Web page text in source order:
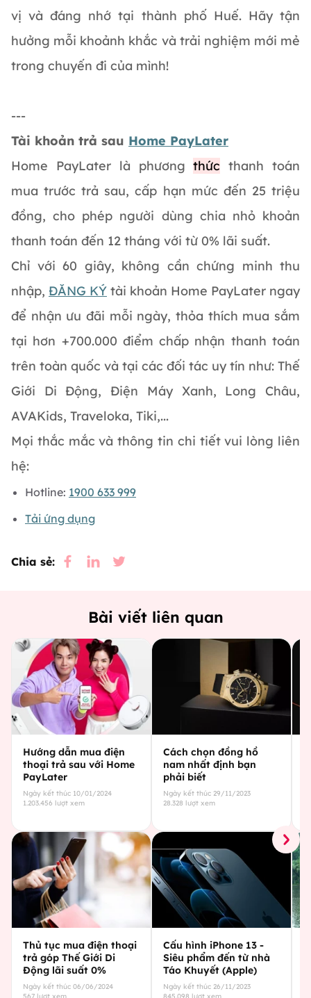
vị và đáng nhớ tại thành phố Huế. Hãy tận
hưởng mỗi khoảnh khắc và trải nghiệm mới mẻ
trong chuyến đi của mình!
---
Tài khoản trả sau Home PayLater
Home PayLater là phươngthức thanh toán
mua trước trả sau, cấp hạn mức đến 25 triệu
đồng, cho phép người dùng chia nhỏ khoản
thanh toán đến 12 tháng với từ 0% lãi suất.
Chỉ với 60 giây, không cần chứng minh thu
nhập, ĐĂNG KÝ tài khoản Home PayLater ngay
để nhận ưu đãi mỗi ngày, thỏa thích mua sắm
tại hơn +700.000 điểm chấp nhận thanh toán
trên toàn quốc và tại các đối tác uy tín như: Thế
Giới Di Động, Điện Máy Xanh, Long Châu,
AVAKids, Traveloka, Tiki,...
Mọi thắc mắc và thông tin chi tiết vui lòng liên
hệ:
Hotline: 1900 633 999
Tải ứng dụng
Chia sẻ:
Bài viết liên quan
Hướng dẫn mua điện
thoại trả sau với Home
PayLater
Ngày kết thúc 10/01/2024
1.203.456 lượt xem
Thủ tục mua điện thoại
trả góp Thế Giới Di
Động lãi suất 0%
Ngày kết thúc 06/06/2024
Cách chọn đồng hồ
nam nhất định bạn
phải biết
Ngày kết thúc 29/11/2023
28.328 lượt xem
Cấu hình iPhone 13 -
Siêu phẩm đến từ nhà
Táo Khuyết (Apple)
Ngày kết thúc 26/11/2023